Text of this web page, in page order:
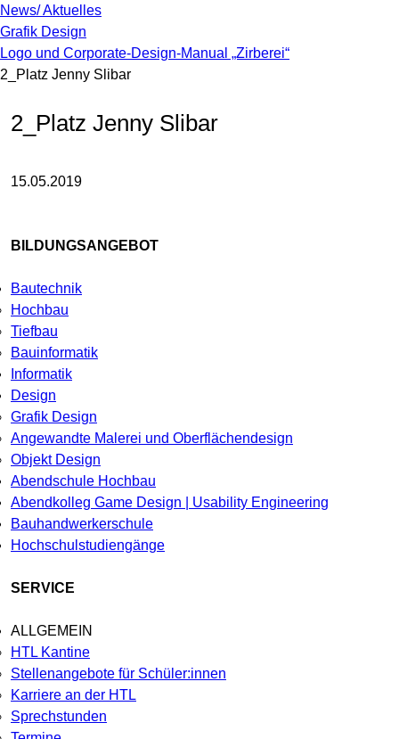
News/ Aktuelles
Grafik Design
Logo und Corporate-Design-Manual „Zirberei“
2_Platz Jenny Slibar
2_Platz Jenny Slibar
15.05.2019
BILDUNGSANGEBOT
Bautechnik
Hochbau
Tiefbau
Bauinformatik
Informatik
Design
Grafik Design
Angewandte Malerei und Oberflächendesign
Objekt Design
Abendschule Hochbau
Abendkolleg Game Design | Usability Engineering
Bauhandwerkerschule
Hochschulstudiengänge
SERVICE
ALLGEMEIN
HTL Kantine
Stellenangebote für Schüler:innen
Karriere an der HTL
Sprechstunden